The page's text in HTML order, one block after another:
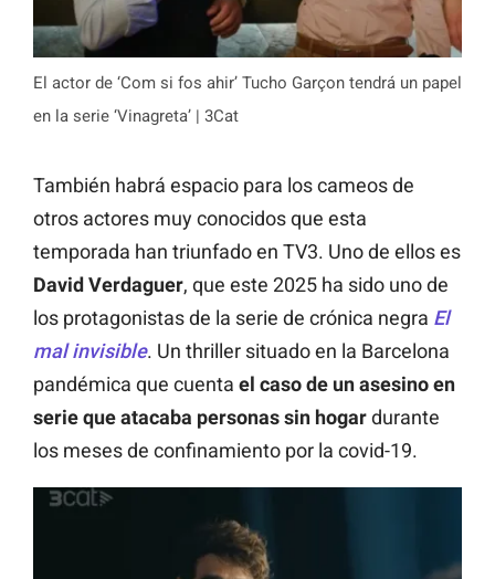
El actor de ‘Com si fos ahir’ Tucho Garçon tendrá un papel
en la serie ‘Vinagreta’ | 3Cat
También habrá espacio para los cameos de
otros actores muy conocidos que esta
temporada han triunfado en TV3. Uno de ellos es
David Verdaguer, que este 2025 ha sido uno de
los protagonistas de la serie de crónica negra El
mal invisible. Un thriller situado en la Barcelona
pandémica que cuenta el caso de un asesino en
serie que atacaba personas sin hogardurante
los meses de confinamiento por la covid-19.